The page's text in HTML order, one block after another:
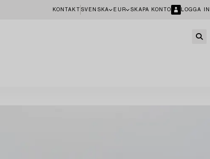
KONTAKT SVENSKA EUR SKAPA KONTO LOGGA IN